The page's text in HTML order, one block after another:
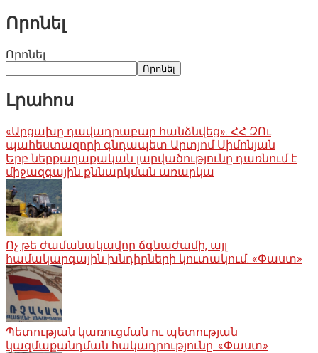
Որոնել
Որոնել
Որոնել
Լրահոս
«Արցախը դավադրաբար հանձնվեց». ՀՀ ԶՈւ
պահեստազորի գնդապետ Արտյոմ Սիմոնյան
Երբ ներքաղաքական լարվածությունը դառնում է
միջազգային քննարկման առարկա
Ոչ թե ժամանակավոր ճգնաժամի, այլ
համակարգային խնդիրների կուտակում. «Փաստ»
Պետության կառուցման ու պետության
կազմաքանդման հակադրությունը. «Փաստ»